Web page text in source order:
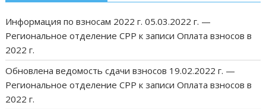
Информация по взносам 2022 г. 05.03.2022 г. —
Региональное отделение СРР к записиОплата взносов в
2022 г.
Обновлена ведомость сдачи взносов 19.02.2022 г. —
Региональное отделение СРР к записиОплата взносов в
2022 г.